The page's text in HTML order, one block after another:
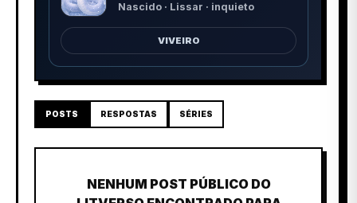
Nascido · Lissar · inquieto
VIVEIRO
POSTS RESPOSTAS SÉRIES
NENHUM POST PÚBLICO DO